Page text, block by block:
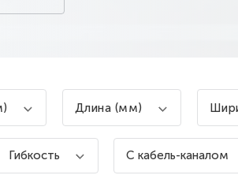
Длина (мм)
Гибкость С кабель-каналом